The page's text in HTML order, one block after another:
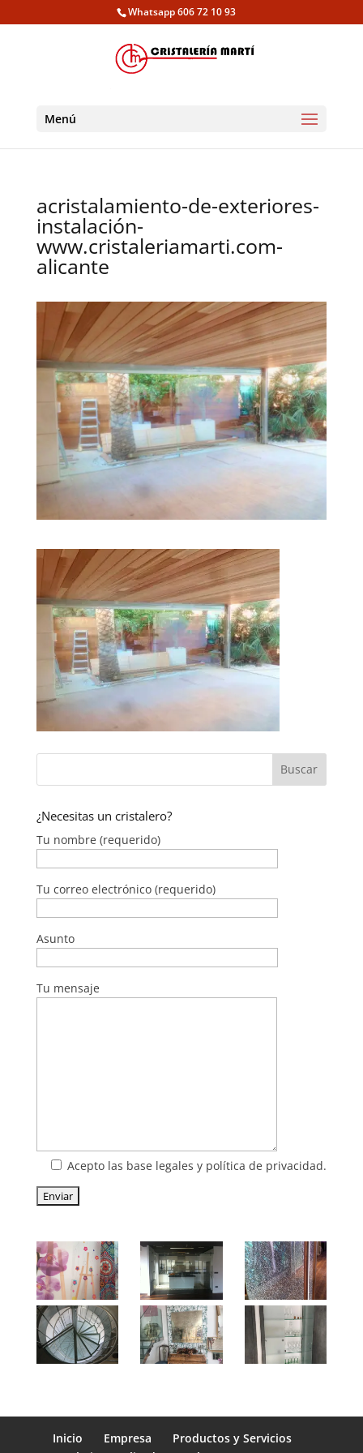
Whatsapp 606 72 10 93
Menú
acristalamiento-de-exteriores-
instalación-
www.cristaleriamarti.com-
alicante
¿Necesitas un cristalero?
Tu nombre (requerido)
Tu correo electrónico (requerido)
Asunto
Tu mensaje
Acepto las base legales y política de privacidad.
Inicio Empresa
Productos y Servicios